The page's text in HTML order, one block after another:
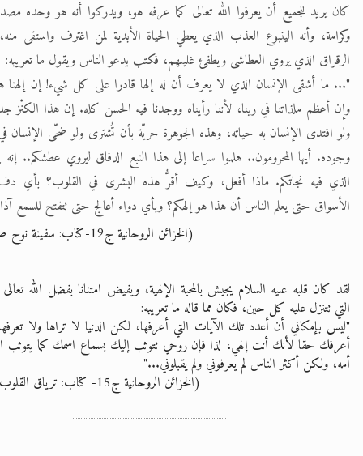
كان يريد للجميع أن يعرفوا الله تعالى كما عرفه هو، ويدركوا أنه هو وحده
وكرامة، وأنه الينبوع العذب الذي يعطي الحياة الأبدية لمن اغترف واستقى منه،
الرقراق الذي يروي العطاشى ويطفئ غليلهم، فكتب يدعو الناس ويقول ما تعريبه:
"... ما أشقى الإنسان الذي لا يعرف أن له إلها قادرا على كل شيء! إن إلهنا
وإن أعظم ملذاتنا في ربنا، لأننا رأيناه ووجدنا فيه الحسن كله. إن هذا الكنْز
ولو افتدى الإنسان به حياته، وهذه الجوهرة حريّة بأن تُشترى ولو ضحّى الإنسان
وجوده. أيها المحرومون.. هلموا سراعا إلى هذا النبع الدفاق ليروي عطشكم.. إنه
الذي فيه نجاتكم. ماذا أفعل، وكيف أقرُّ هذه البشرى في القلوب؟ بأي
الأسواق حتى يعلم الناس أن هذا هو إلهكم؟ وبأي دواء أعالج حتى تتفتح للسمع
(الخزائن الروحانية ج19-كتاب: سفينة نوح ص21-22)
لقد كان قلبه عليه السلام يجيش بالمحبة الإلهية، ويفيض امتنانا بفضل الله تعالى
التي تتنزل عليه كل حين، فكان مما قاله ما تعريبه:
"ليس بإمكاني أن أعدد تلك الآيات التي أعرفها، لكن الدنيا لا تراها ولا
أعرفك حقا لأنك أنت إلهي، لذا فإن روحي تتوثب إليك بسماع اسمك كما يتوثب
أمه، ولكن أكثر الناس لم يعرفوني ولم يقبلوني..."
(الخزائن الروحانية ج15- كتاب: ترياق القلوب ص511)